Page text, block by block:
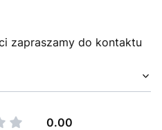
zapraszamy do kontaktu
0.00